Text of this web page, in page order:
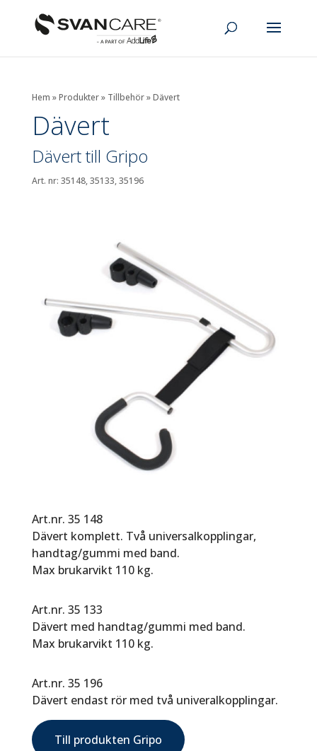
Hem »Produkter» Tillbehör»Dävert
Dävert
Dävert till Gripo
Art. nr: 35148, 35133, 35196
Art.nr. 35 148
Dävert komplett. Två universalkopplingar,
handtag/gummi med band.
Max brukarvikt 110 kg.
Art.nr. 35 133
Dävert med handtag/gummi med band.
Max brukarvikt 110 kg.
Art.nr. 35 196
Dävert endast rör med två univeralkopplingar.
Till produkten Gripo